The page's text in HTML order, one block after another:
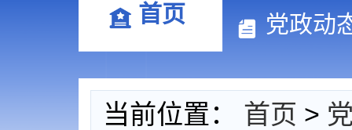
首页 党政动
当前位置： 首页 >